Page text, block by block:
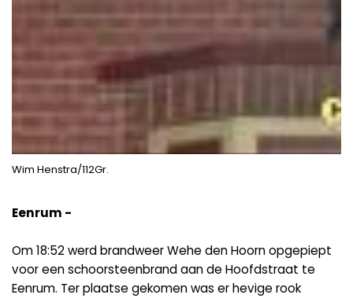
Wim Henstra/112Gr.
Eenrum -
Om 18:52 werd brandweer Wehe den Hoorn opgepiept
voor een schoorsteenbrand aan de Hoofdstraat te
Eenrum. Ter plaatse gekomen was er hevige rook